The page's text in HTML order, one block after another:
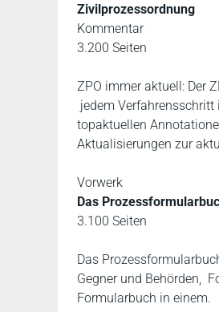
Zivilprozessordnung
Kommentar
3.200 Seiten
ZPO immer aktuell: Der
jedem
topaktuellen
Aktualisierungen zur
Vorwerk
Das
3.100 Seiten
Das
Gegner und Behörden,
Formularbuch in einem.